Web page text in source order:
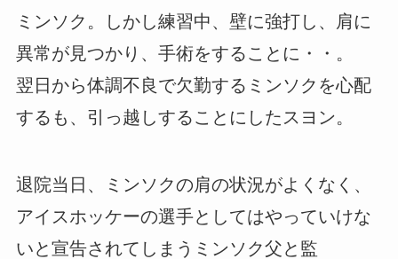
ミンソク。しかし練習中、壁に強打し、肩に
異常が見つかり、手術をすることに・・。
翌日から体調不良で欠勤するミンソクを心配
するも、引っ越しすることにしたスヨン。
退院当日、ミンソクの肩の状況がよくなく、
アイスホッケーの選手としてはやっていけな
いと宣告されてしまうミンソク父と監